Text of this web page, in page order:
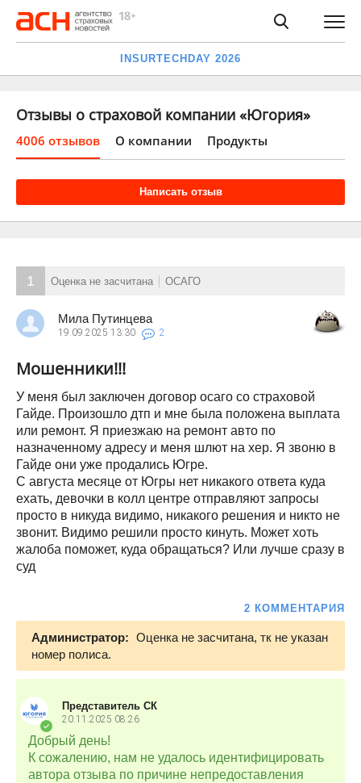
INSURTECHDAY 2026
Отзывы о страховой компании «Югория»
4006 отзывов О компании Продукты
Написать отзыв
1 Оценка не засчитана ОСАГО
Мила Путинцева
19.09.2025 13:30 2
Мошенники!!!
У меня был заключен договор осаго со страховой
Гайде. Произошло дтп и мне была положена выплата
или ремонт. Я приезжаю на ремонт авто по
назначенному адресу и меня шлют на хер. Я звоню в
Гайде они уже продались Югре.
С августа месяце от Югры нет никакого ответа куда
ехать, девочки в колл центре отправляют запросы
просто в никуда видимо, никакого решения и никто не
звонит. Видимо решили просто кинуть. Может хоть
жалоба поможет, куда обращаться? Или лучше сразу в
суд
2 КОММЕНТАРИЯ
Администратор: Оценка не засчитана, тк не указан
номер полиса.
Представитель СК
20.11.2025 08:26
Добрый день!
К сожалению, нам не удалось идентифицировать
автора отзыва по причине непредоставления